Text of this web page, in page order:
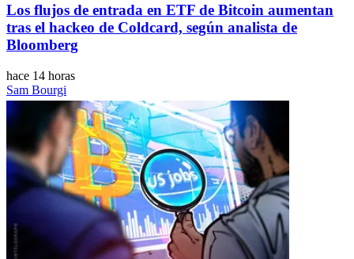
Los flujos de entrada en ETF de Bitcoin aumentan
tras el hackeo de Coldcard, según analista de
Bloomberg
hace 14 horas
Sam Bourgi